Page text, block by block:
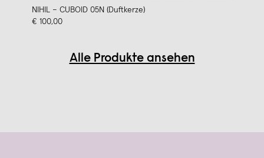
NIHIL – CUBOID 05N (Duftkerze)
€ 100,00
Alle Produkte ansehen